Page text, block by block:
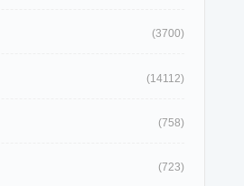
(3700)
(14112)
(758)
(723)